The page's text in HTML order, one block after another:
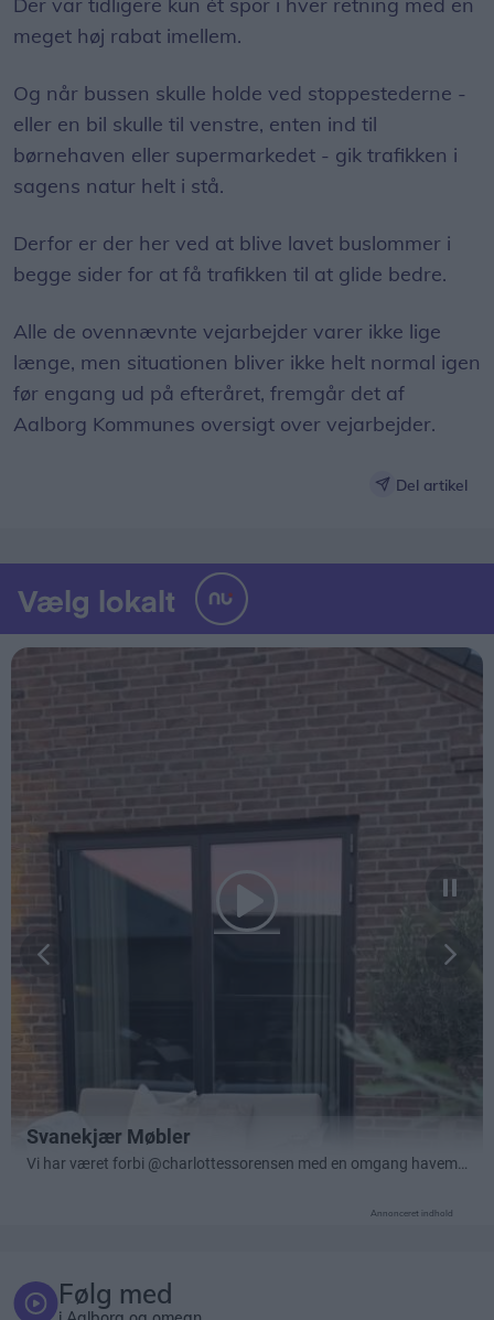
meget høj rabat imellem.
Og når bussen skulle holde ved stoppestederne -
eller en bil skulle til venstre, enten ind til
børnehaven eller supermarkedet - gik trafikken i
sagens natur helt i stå.
Derfor er der her ved at blive lavet buslommer i
begge sider for at få trafikken til at glide bedre.
Alle de ovennævnte vejarbejder varer ikke lige
længe, men situationen bliver ikke helt normal igen
før engang ud på efteråret, fremgår det af
Aalborg Kommunes oversigt over vejarbejder.
Del artikel
Annonceret indhold
Følg med